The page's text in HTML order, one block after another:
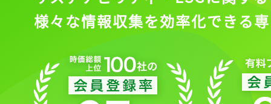
様々な情報収集を効率化できる